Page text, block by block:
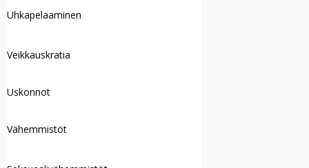
Uhkapelaaminen
Veikkauskratia
Uskonnot
Vähemmistöt